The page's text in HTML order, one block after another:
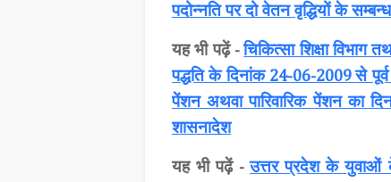
पदोन्नति पर दो वेतन वृद्धियों के
यह भी पढ़ें -चिकित्सा शिक्षा विभाग
पद्धति के दिनांक 24-06-2009से
पेंशन अथवा पारिवारिक पेंशन का
शासनादेश
यह भी पढ़ें -उत्तर प्रदेश के युवाओं